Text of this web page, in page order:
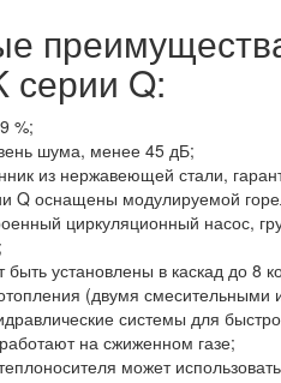
серии Q:
%;
шума, менее 45 дБ;
из нержавеющей стали,
Q оснащены модулируемой
циркуляционный насос,
быть установлены в каскад до 8
(двумя
системы для
на сжиженном газе;
может